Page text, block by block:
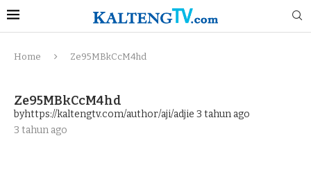
Home Ze95MBkCcM4hd
Ze95MBkCcM4hd
byhttps://kaltengtv.com/author/aji/adjie 3 tahun ago
3 tahun ago